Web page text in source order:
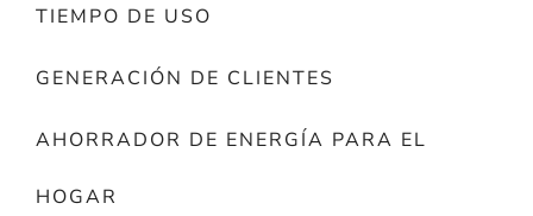
TIEMPO DE USO
GENERACIÓN DE CLIENTES
AHORRADOR DE ENERGÍA PARA EL
HOGAR